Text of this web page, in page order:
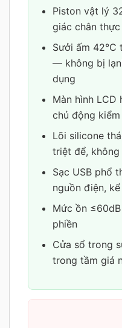
Piston vật lý
giác chân
Sưởi ấm 42°C
— không bị
dụng
Màn hình
chủ động
Lõi silicone
triệt để, không
Sạc USB phổ
nguồn điện,
Mức ồn
phiền
Cửa sổ trong
trong tầm giá